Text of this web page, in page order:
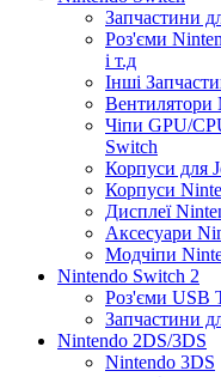
Запчастини
Роз'єми
і т.д
Інші
Вентилятори
Чіпи GPU/
Switch
Корпуси для
Корпуси
Дисплеї
Аксесуари
Модчіпи
Nintendo Switch 2
Роз'єми USB
Запчастини
Nintendo 2DS/3DS
Nintendo 3DS